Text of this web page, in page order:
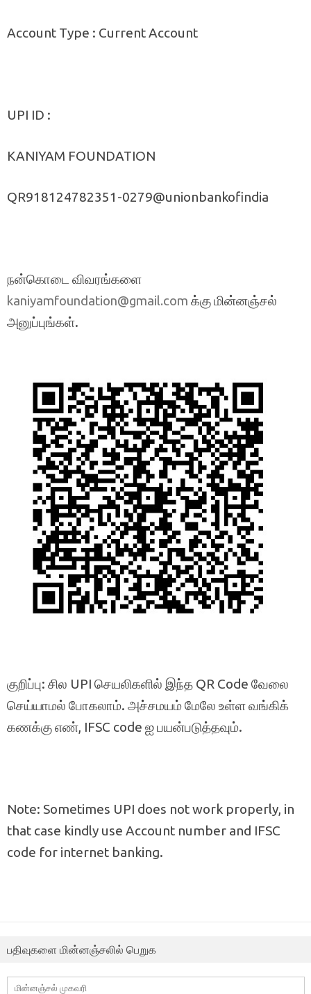
Account Type : Current Account
UPI ID :
KANIYAM FOUNDATION
QR918124782351-0279@unionbankofindia
நன்கொடை விவரங்களை
kaniyamfoundation@gmail.com க்கு மின்னஞ்சல்
அனுப்புங்கள்.
குறிப்பு: சில UPI செயலிகளில் இந்த QR Code வேலை
செய்யாமல் போகலாம். அச்சமயம் மேலே உள்ள வங்கிக்
கணக்கு எண், IFSC code ஐ பயன்படுத்தவும்.
Note: Sometimes UPI does not work properly, in
that case kindly use Account number and IFSC
code for internet banking.
பதிவுகளை மின்னஞ்சலில் பெறுக
மின்னஞ்சல்